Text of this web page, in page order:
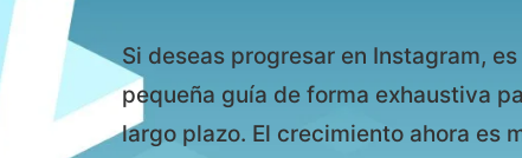
Si deseas progresar en Instagram,
pequeña guía de forma exhaustiva
largo plazo. El crecimiento ahora es